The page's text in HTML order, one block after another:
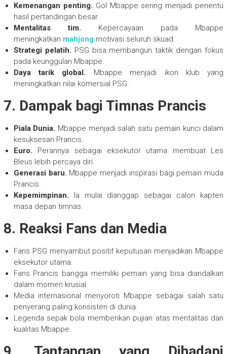
Kemenangan penting. Gol Mbappe sering menjadi penentu
hasil pertandingan besar.
Mentalitas tim. Kepercayaan pada Mbappe
meningkatkan mahjong motivasi seluruh skuad.
Strategi pelatih. PSG bisa membangun taktik dengan fokus
pada keunggulan Mbappe.
Daya tarik global. Mbappe menjadi ikon klub yang
meningkatkan nilai komersial PSG.
7. Dampak bagi Timnas Prancis
Piala Dunia. Mbappe menjadi salah satu pemain kunci dalam
kesuksesan Prancis.
Euro. Perannya sebagai eksekutor utama membuat Les
Bleus lebih percaya diri.
Generasi baru. Mbappe menjadi inspirasi bagi pemain muda
Prancis.
Kepemimpinan. Ia mulai dianggap sebagai calon kapten
masa depan timnas.
8. Reaksi Fans dan Media
Fans PSG menyambut positif keputusan menjadikan Mbappe
eksekutor utama.
Fans Prancis bangga memiliki pemain yang bisa diandalkan
dalam momen krusial.
Media internasional menyoroti Mbappe sebagai salah satu
penyerang paling konsisten di dunia.
Legenda sepak bola memberikan pujian atas mentalitas dan
kualitas Mbappe.